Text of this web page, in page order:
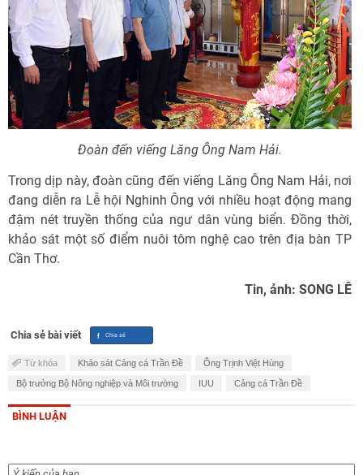
Đoàn đến viếng Lăng Ông Nam Hải.
Trong dịp này, đoàn cũng đến viếng Lăng Ông Nam Hải, nơi
đang diễn ra Lễ hội Nghinh Ông với nhiều hoạt động mang
đậm nét truyền thống của ngư dân vùng biển. Đồng thời,
khảo sát một số điểm nuôi tôm nghệ cao trên địa bàn TP
Cần Thơ.
Tin, ảnh: SONG LÊ
Chia sẻ bài viết
Từ khóa Khảo sát Cảng cá Trần Đề Ông Trịnh Việt Hùng
Bộ trưởng Bộ Nông nghiệp và Môi trường IUU Cảng cá Trần Đề
BÌNH LUẬN